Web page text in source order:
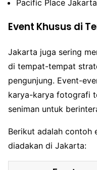
Pacific Place Jakarta
Event Khusus di
Jakarta juga sering
di tempat-tempat
pengunjung. Event-
karya-karya fotografi
seniman untuk
Berikut adalah contoh
diadakan di Jakarta: